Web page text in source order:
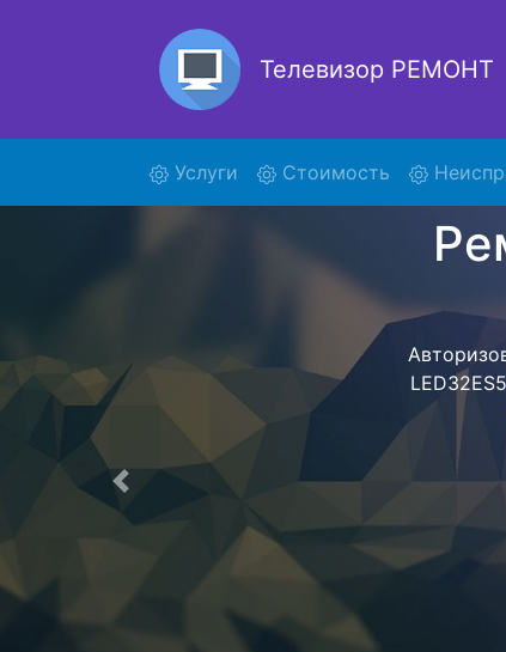
Телевизор РЕМОНТ
Услуги (current)Стоимость
обратно
для
Предыдущая